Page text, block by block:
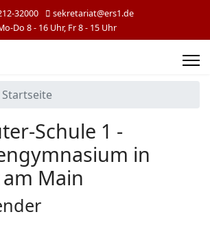
32000
sekretariat@ers1.de
Do 8 - 16 Uhr, Fr 8 - 15 Uhr
Startseite
Schule 1 -
in
Main